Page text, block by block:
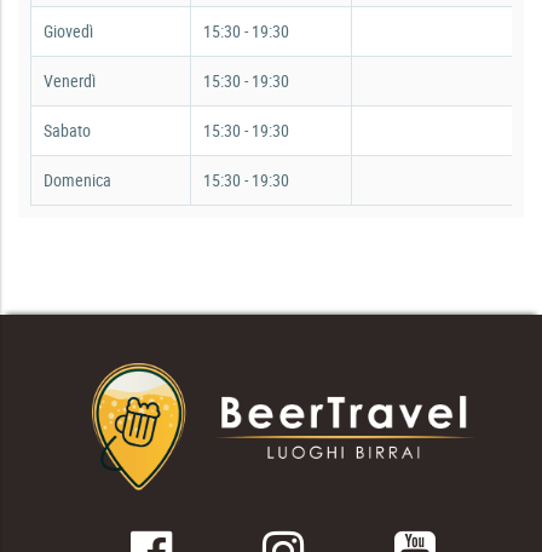
Giovedì 15:30 - 19:30
Venerdì 15:30 - 19:30
Sabato 15:30 - 19:30
Domenica 15:30 - 19:30